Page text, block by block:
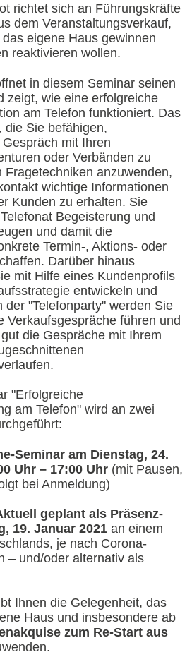
richtet sich an Führungskräfte
dem Veranstaltungsverkauf,
eigene Haus gewinnen
reaktivieren wollen.
in diesem Seminar seinen
zeigt, wie eine erfolgreiche
am Telefon funktioniert. Das
die Sie befähigen,
mit Ihren
oder Verbänden zu
Fragetechniken anzuwenden,
wichtige Informationen
Kunden zu erhalten. Sie
Begeisterung und
und damit die
Termin-, Aktions- oder
Darüber hinaus
mit Hilfe eines Kundenprofils
entwickeln und
der "Telefonparty" werden Sie
Verkaufsgespräche führen und
die Gespräche mit Ihrem
"Erfolgreiche
am Telefon" wird an zwei
Seminar am Dienstag, 24.
Uhr – 17:00 Uhr(mit Pausen,
bei Anmeldung)
geplant als Präsenz-
19. Januar 2021an einem
je nach Corona-
– und/oder alternativ als
Ihnen die Gelegenheit, das
Haus und insbesondere ab
zum Re-Start aus